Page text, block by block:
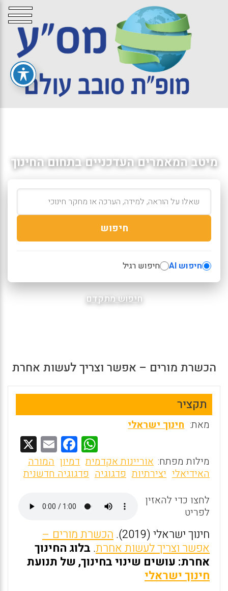
מיטב המאמרים העדכניים בתחום החינוך
חיפוש
חיפוש AI חיפוש רגיל
חיפוש מתקדם
הכשרת מורים – אפשר וצריך לעשות אחרת
תקציר
מאת: חינוך ישראלי
W
h
at
A
p
p
F
a
ce
o
o
k
E
m
ai
מילות מפתח: אוריינות אקדמית דמיון המורה
האידיאלי יצירתיות פדגוגיה פדגוגיה חדשנית
לחצו כדי להאזין
לפריט
חינוך ישראלי (2019).
הכשרת מורים –
אפשר וצריך לעשות אחרת. בלוג החינוך
אחרת: עושים שינוי בחינוך, של תנועת
חינוך ישראלי